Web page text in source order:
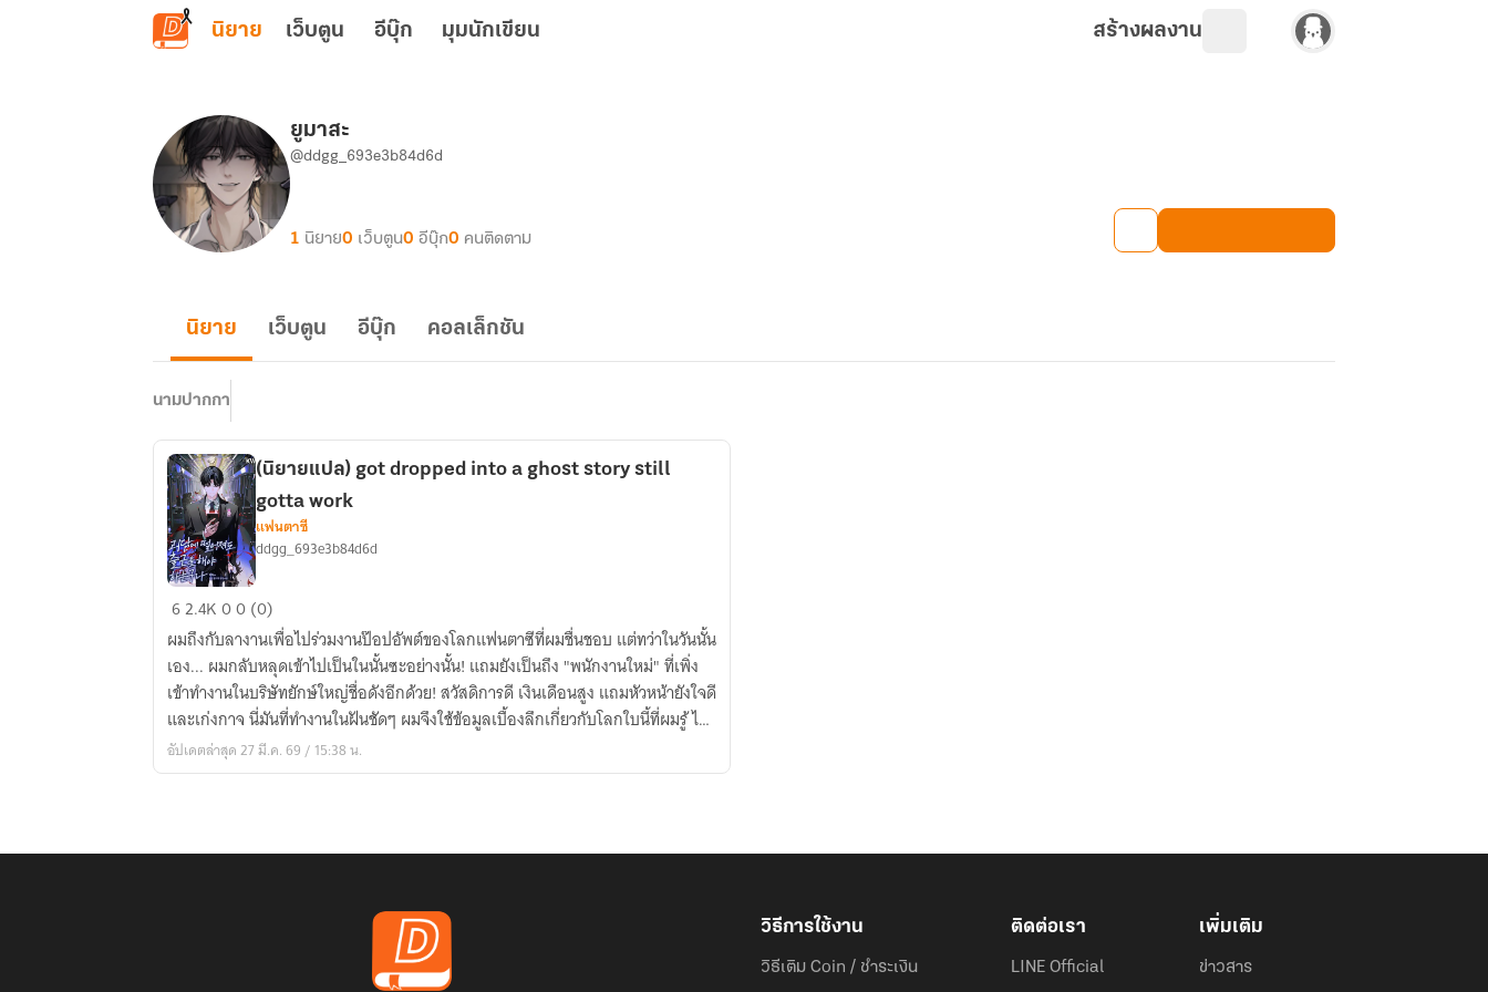
ข้ามไปยังเนื้อหาหลัก
นิยาย เว็บตูน อีบุ๊ก มุมนักเขียน สร้างผลงาน
ยูมาสะ
@ddgg_693e3b84d6d
1 นิยาย0 เว็บตูน0 อีบุ๊ก0 คนติดตาม
นิยาย เว็บตูน อีบุ๊ก คอลเล็กชัน
นามปากกา
(นิยาย
แปล)
got
dropped
into
a
ghost
(นิยายแปล) got dropped into a ghost story still
gotta work
แฟนตาซี
ddgg_693e3b84d6d
62.4K00 (0)
ผมถึงกับลางานเพื่อไปร่วมงานป๊อปอัพต์ของโลกแฟนตาซีที่ผมชื่นชอบ แต่ทว่าในวันนั้น
เอง... ผมกลับหลุดเข้าไปเป็นในนั้นซะอย่างนั้น! แถมยังเป็นถึง "พนักงานใหม่" ที่เพิ่ง
เข้าทำงานในบริษัทยักษ์ใหญ่ชื่อดังอีกด้วย! สวัสดิการดี เงินเดือนสูง แถมหัวหน้ายังใจดี
และเก่งกาจ นี่มันที่ทำงานในฝันชัดๆ ผมจึงใช้ข้อมูลเบื้องลึกเกี่ยวกับโลกใบนี้ที่ผมรู้ ไต่
เต้าเลื่อนตำแหน่งอย่างรวดเร็ว! ถามว่าผมมีความสุขไหมน่ะเหรอ? "ได้โปรดส่งผมกลับ
บ้านทีเถอะครับ ขอร้องละ"
อัปเดตล่าสุด 27 มี.ค. 69 / 15:38 น.
วิธีการใช้งาน
วิธีเติม Coin / ชำระเงิน
ติดต่อเรา
LINE Official
เพิ่มเติม
ข่าวสาร